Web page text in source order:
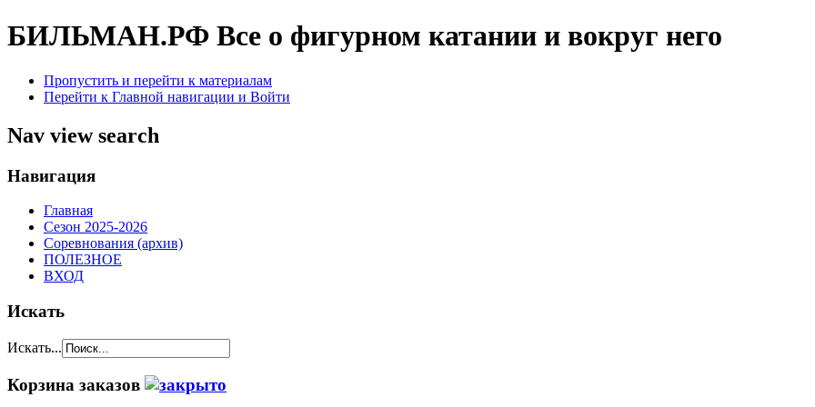
БИЛЬМАН.РФ Все о фигурном катании и вокруг него
Пропустить и перейти к материалам
Перейти к Главной навигации и Войти
Nav view search
Навигация
Главная
Сезон 2025-2026
Соревнования (архив)
ПОЛЕЗНОЕ
ВХОД
Искать
Искать...
Корзина заказов